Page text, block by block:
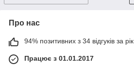
Про нас
94% позитивних з 34 відгуків за рік
Працює з 01.01.2017